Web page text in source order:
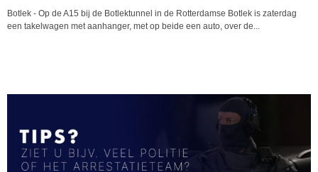
Botlek - Op de A15 bij de Botlektunnel in de Rotterdamse Botlek is zaterdag
een takelwagen met aanhanger, met op beide een auto, over de...